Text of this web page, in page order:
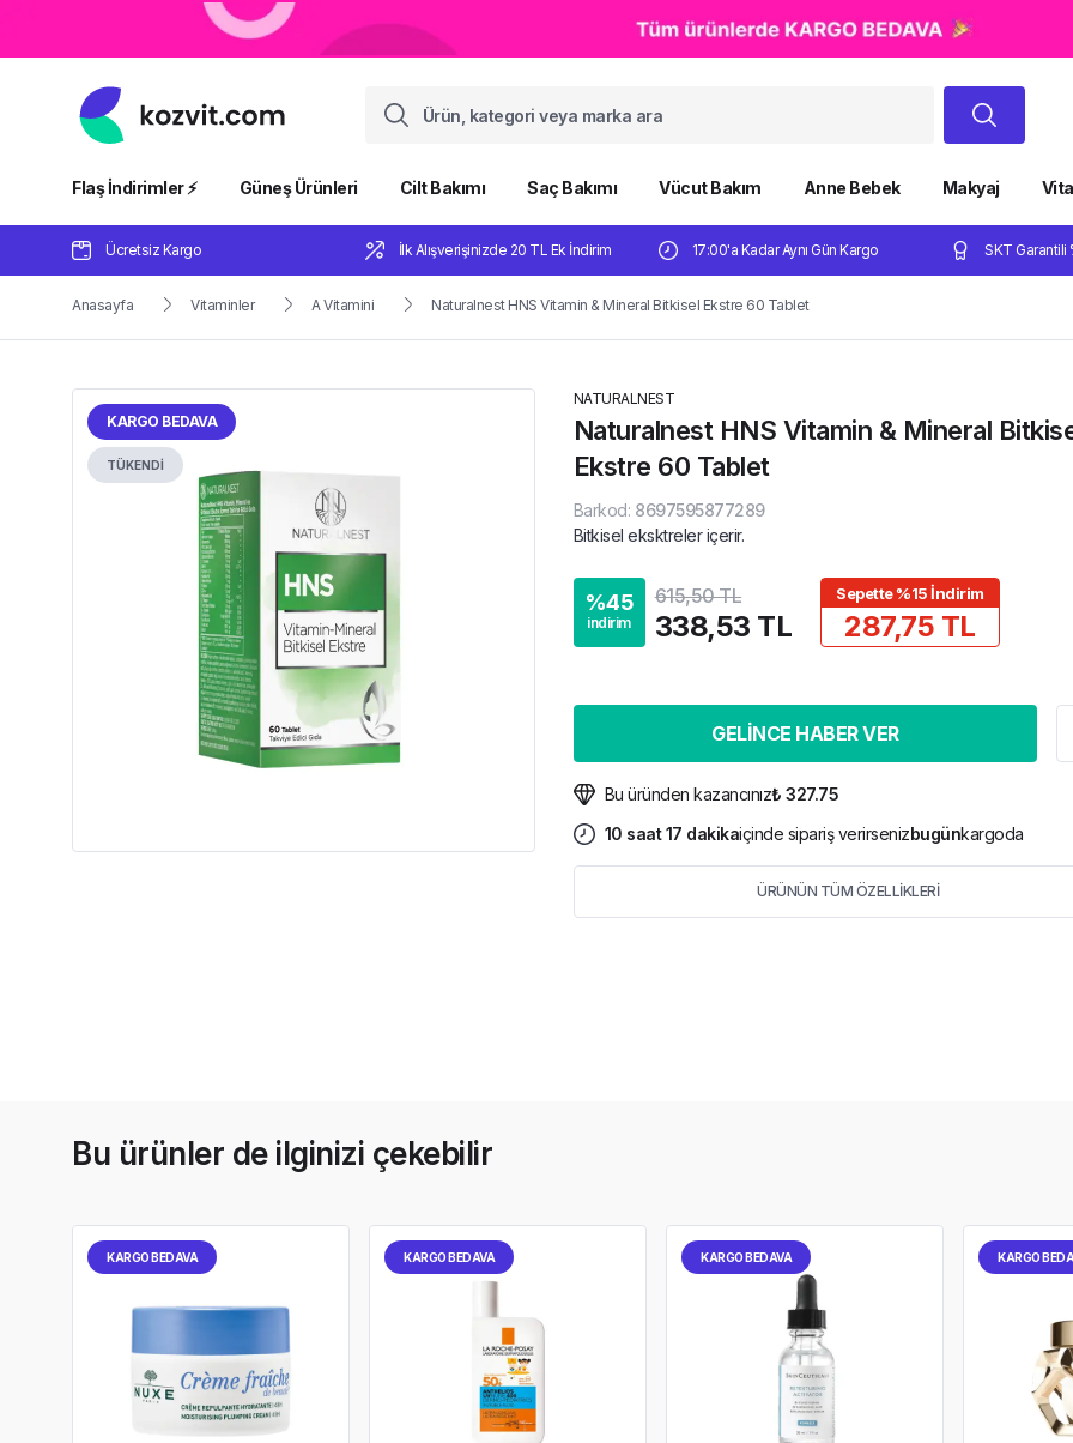
Flaş İndirimler ⚡️ Güneş Ürünleri Cilt Bakımı Saç Bakımı Vücut Bakım Anne Bebek Makyaj
Ücretsiz Kargo İlk Alışverişinizde 20 TL Ek İndirim 17:00'a Kadar Aynı Gün Kargo SKT Garantili
Anasayfa Vitaminler A Vitamini Naturalnest HNS Vitamin & Mineral Bitkisel Ekstre 60 Tablet
KARGO BEDAVA
TÜKENDİ
NATURALNEST
Naturalnest HNS Vitamin & Mineral
Ekstre 60 Tablet
Barkod: 8697595877289
Bitkisel eksktreler içerir.
%45
indirim
615,50 TL
338,53 TL
Sepette %15 İndirim
287,75 TL
GELİNCE HABER VER
Bu üründen kazancınız₺ 327.75
10 saat 17 dakikaiçinde sipariş verirsenizbugünkargoda
ÜRÜNÜN TÜM ÖZELLİKLERİ
Bu ürünler de ilginizi çekebilir
KARGO BEDAVA KARGO BEDAVA KARGO BEDAVA KARGO